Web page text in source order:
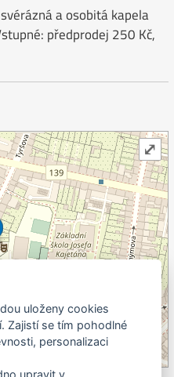
a osobitá kapela
předprodej 250 Kč,
⤢
uloženy cookies
Zajistí se tím pohodlné
personalizaci
upravit v